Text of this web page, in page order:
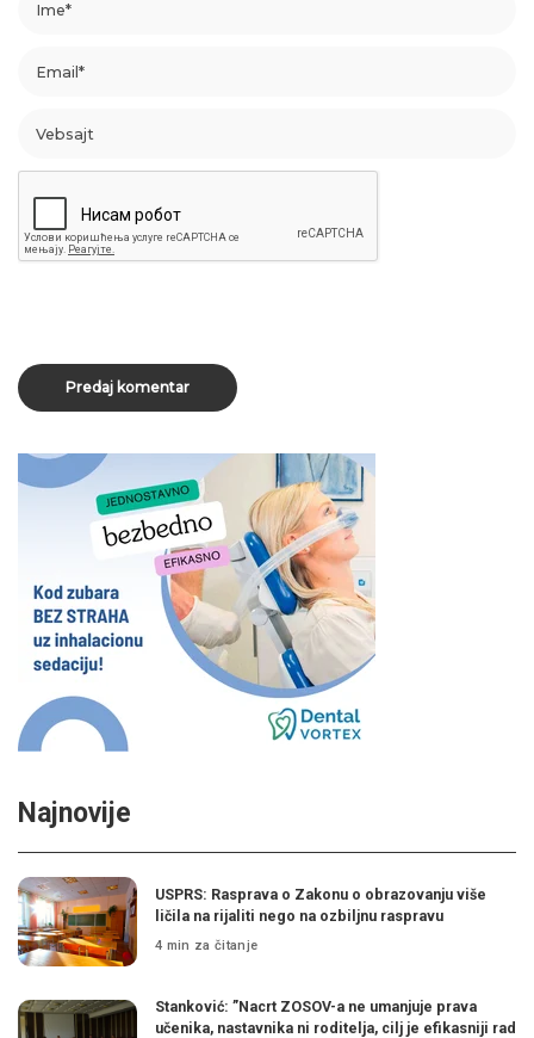
Najnovije
USPRS: Rasprava o Zakonu o obrazovanju više
ličila na rijaliti nego na ozbiljnu raspravu
4 min za čitanje
Stanković: ”Nacrt ZOSOV-a ne umanjuje prava
učenika, nastavnika ni roditelja, cilj je efikasniji rad